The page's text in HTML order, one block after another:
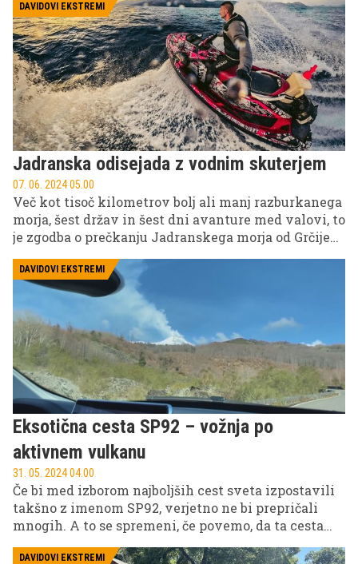
tristotih hotelov in desetin kazinojev s po tudi 2000
igralnimi avtomati in vabi na dirkanje z buggyji v
bližnje sipine ali z vodnimi skuterji na zajezeni
Kolorado. Toda ena stvar mu daje poseben pridih
tudi podnevi – Sphere.
DAVIDOVI EKSTREMI
Jadranska odisejada z vodnim skuterjem
07. 06. 2024 05.00
Več kot tisoč kilometrov bolj ali manj razburkanega
morja, šest držav in šest dni avanture med valovi, to
je zgodba o prečkanju Jadranskega morja od Grčije
do Slovenije z vodnim skuterjem. Samotna
pustolovščina Matica Zalaznika, ki smo se mu
pridružili na delu poti, po tem ko je preživel
odisejado v močnem jugu z visokimi valovi v
Dalmaciji ter z albansko obalno stražo, ki ga je
prisilila v nov štart na jugu Črne gore.
DAVIDOVI EKSTREMI
Eksotična cesta SP92 – vožnja po
aktivnem vulkanu
31. 05. 2024 04.00
Če bi med izborom najboljših cest sveta izpostavili
takšno z imenom SP92, verjetno ne bi prepričali
mnogih. A to se spremeni, če povemo, da ta cesta
pelje po južnih obronkih aktivnega vulkana in v
DAVIDOVI EKSTREMI